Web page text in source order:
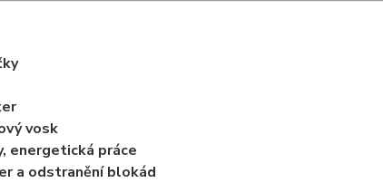
vosk
energetická práce
a odstranění blokád